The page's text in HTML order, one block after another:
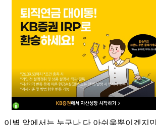
이별 앞에서는 누구나 다 아쉬움뿐이겠지